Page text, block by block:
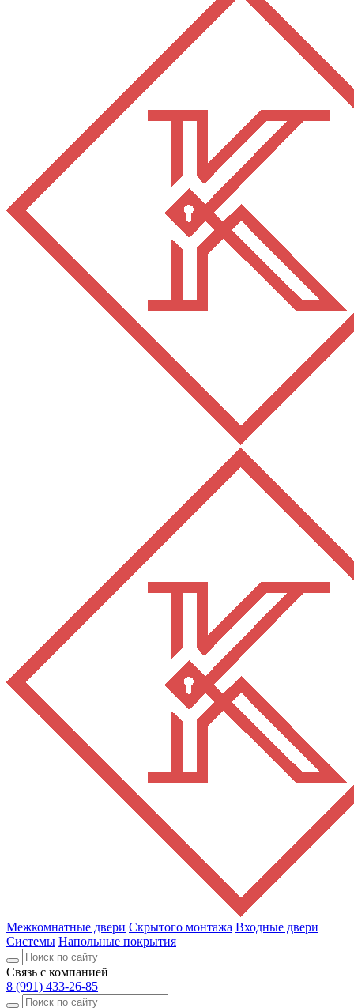
Межкомнатные двери Скрытого монтажа Входные двери
Системы Напольные покрытия
Связь с компанией
8 (991) 433-26-85